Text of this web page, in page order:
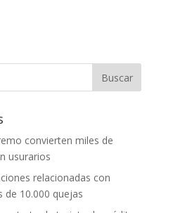
convierten miles de
usurarios
relacionadas con
de 10.000 quejas